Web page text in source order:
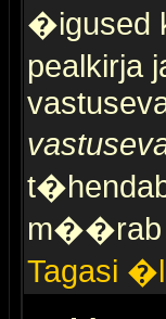
�igused
pealkirja
m��rab
Tagasi